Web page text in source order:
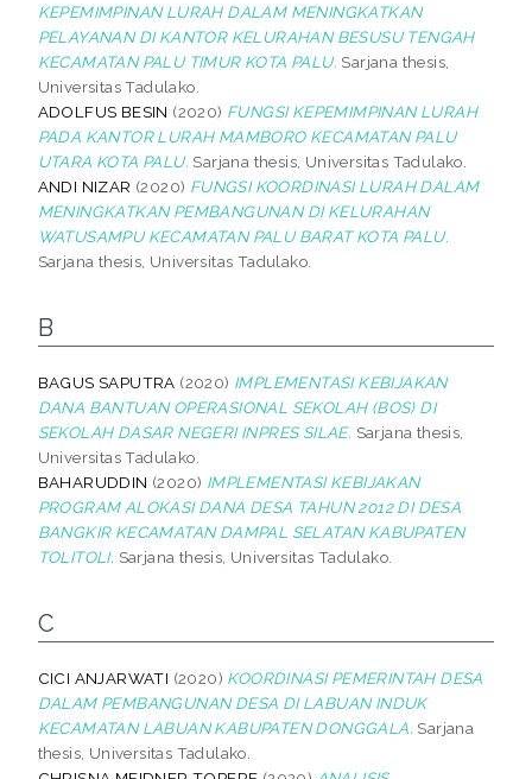
KEPEMIMPINAN LURAH DALAM MENINGKATKAN
PELAYANAN DI KANTOR KELURAHAN BESUSU TENGAH
KECAMATAN PALU TIMUR KOTA PALU. Sarjana thesis,
Universitas Tadulako.
ADOLFUS BESIN (2020) FUNGSI KEPEMIMPINAN LURAH
PADA KANTOR LURAH MAMBORO KECAMATAN PALU
UTARA KOTA PALU. Sarjana thesis, Universitas Tadulako.
ANDI NIZAR (2020) FUNGSI KOORDINASI LURAH DALAM
MENINGKATKAN PEMBANGUNAN DI KELURAHAN
WATUSAMPU KECAMATAN PALU BARAT KOTA PALU.
Sarjana thesis, Universitas Tadulako.
B
BAGUS SAPUTRA (2020) IMPLEMENTASI KEBIJAKAN
DANA BANTUAN OPERASIONAL SEKOLAH (BOS) DI
SEKOLAH DASAR NEGERI INPRES SILAE. Sarjana thesis,
Universitas Tadulako.
BAHARUDDIN (2020) IMPLEMENTASI KEBIJAKAN
PROGRAM ALOKASI DANA DESA TAHUN 2012 DI DESA
BANGKIR KECAMATAN DAMPAL SELATAN KABUPATEN
TOLITOLI. Sarjana thesis, Universitas Tadulako.
C
CICI ANJARWATI (2020) KOORDINASI PEMERINTAH DESA
DALAM PEMBANGUNAN DESA DI LABUAN INDUK
KECAMATAN LABUAN KABUPATEN DONGGALA. Sarjana
thesis, Universitas Tadulako.